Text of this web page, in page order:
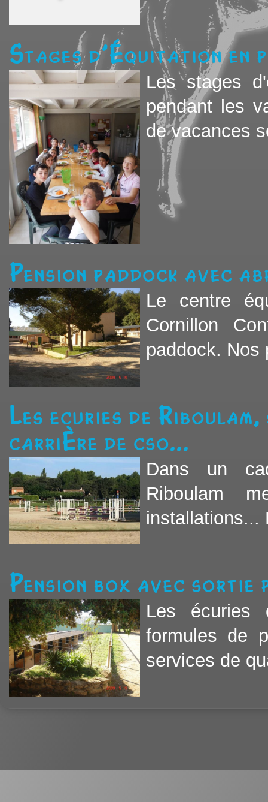
Stages d'équitation en
Les stages
pendant les
de vacances
Pension paddock avec
Le centre
Cornillon
paddock. Nos
Les ecuries de
carrière de cso...
Dans un
Riboulam
installations...
Pension box avec sortie
Les écuries
formules de
services de